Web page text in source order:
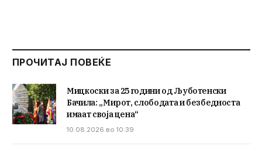
ПРОЧИТАЈ ПОВЕЌЕ
Мицкоски за 25 години од Љуботенски
Бачила: „Мирот, слободата и безбедноста
имаат своја цена“
10.08.2026 во 10:39